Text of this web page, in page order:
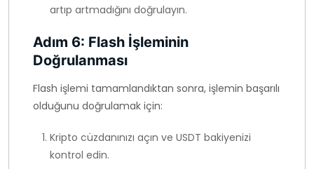
artıp artmadığını doğrulayın.
Adım 6: Flash İşleminin
Doğrulanması
Flash işlemi tamamlandıktan sonra, işlemin başarılı
olduğunu doğrulamak için:
Kripto cüzdanınızı açın ve USDT bakiyenizi
kontrol edin.